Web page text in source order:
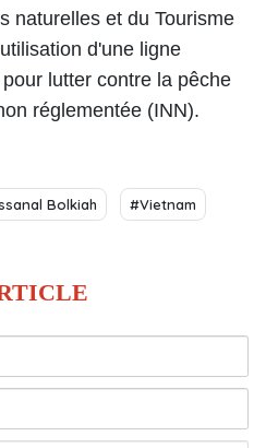
naturelles et du Tourisme
d'une ligne
lutter contre la pêche
réglementée (INN).
Bolkiah #Vietnam